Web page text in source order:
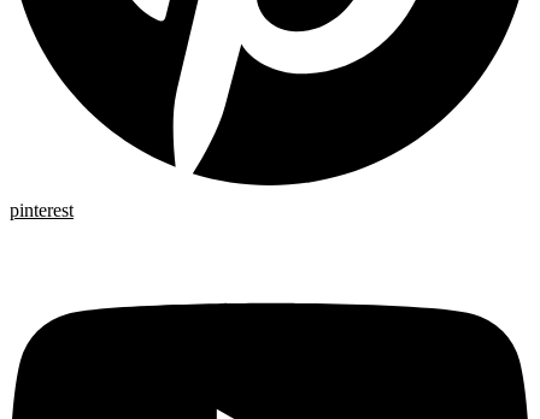
pinterest